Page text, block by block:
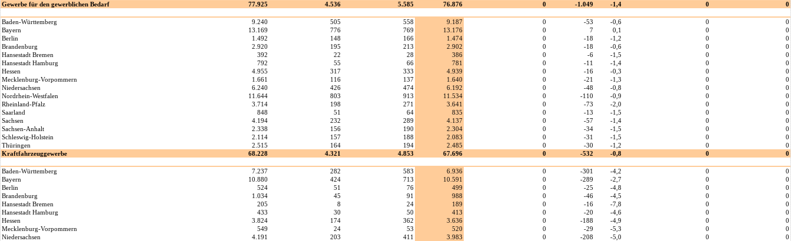
Gewerbe für den gewerblichen Bedarf
77.925 4.536 5.585 76.876 0 -1.049 -1,4 0 0
Baden-Württemberg 9.240 505 558 9.187 0 -53 -0,6 0
0
Bayern
13.169 776 769 13.176 0 7 0,1 0
0
Berlin
1.492 148 166 1.474 0 -18 -1,2 0
0
Brandenburg
2.920 195 213 2.902 0 -18 -0,6 0
0
Hansestadt Bremen
392 22 28 386 0 -6 -1,5 0
0
Hansestadt Hamburg
792 55 66 781 0 -11 -1,4 0
0
Hessen
4.955 317 333 4.939 0 -16 -0,3 0
0
Mecklenburg-Vorpommern
1.661 116 137 1.640 0 -21 -1,3 0
0
Niedersachsen
6.240 426 474 6.192 0 -48 -0,8 0
0
Nordrhein-Westfalen
11.644 803 913 11.534 0 -110 -0,9 0
0
Rheinland-Pfalz
3.714 198 271 3.641 0 -73 -2,0 0
0
Saarland
848 51 64 835 0 -13 -1,5 0
0
Sachsen
4.194 232 289 4.137 0 -57 -1,4 0
0
Sachsen-Anhalt
2.338 156 190 2.304 0 -34 -1,5 0
0
Schleswig-Holstein
2.114 157 188 2.083 0 -31 -1,5 0
0
Thüringen
2.515 164 194 2.485 0 -30 -1,2 0
0
Kraftfahrzeuggewerbe
68.228 4.321 4.853 67.696 0 -532 -0,8 0 0
Baden-Württemberg 7.237 282 583 6.936 0 -301 -4,2 0
0
Bayern
10.880 424 713 10.591 0 -289 -2,7 0
0
Berlin
524 51 76 499 0 -25 -4,8 0
0
Brandenburg
1.034 45 91 988 0 -46 -4,5 0
0
Hansestadt Bremen
205 8 24 189 0 -16 -7,8 0
0
Hansestadt Hamburg
433 30 50 413 0 -20 -4,6 0
0
Hessen
3.824 174 362 3.636 0 -188 -4,9 0
0
Mecklenburg-Vorpommern
549 24 53 520 0 -29 -5,3 0
0
Niedersachsen
4.191 203 411 3.983 0 -208 -5,0 0
0